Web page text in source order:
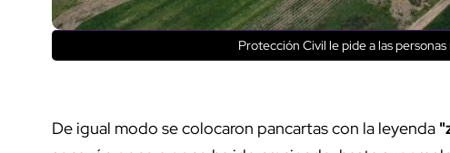
Protección Civil le pide a las
De igual modo se colocaron pancartas con la leyenda